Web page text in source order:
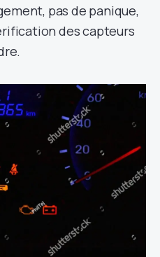
pas de panique,
des capteurs